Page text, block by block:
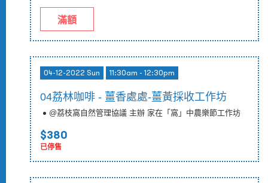
滿額
04-12-2022 Sun 11:30am - 12:30pm
04荔林咖啡 - 薑香處處-薑黃採收工作坊
@荔枝窩自然管理協議 主辦 家在「窩」中農樂節工作坊
$380
已停售